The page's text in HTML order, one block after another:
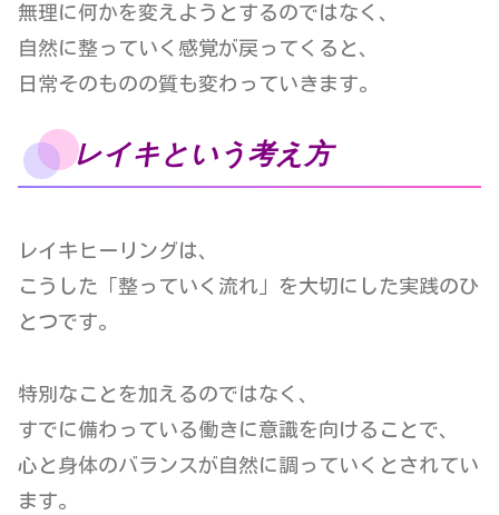
無理に何かを変えようとするのではなく、
自然に整っていく感覚が戻ってくると、
日常そのものの質も変わっていきます。
レイキという考え方
レイキヒーリングは、
こうした「整っていく流れ」を大切にした実践のひ
とつです。
特別なことを加えるのではなく、
すでに備わっている働きに意識を向けることで、
心と身体のバランスが自然に調っていくとされてい
ます。